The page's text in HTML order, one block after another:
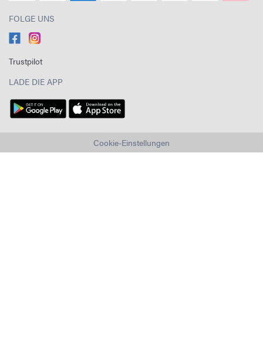
FOLGE UNS
Trustpilot
LADE DIE APP
Cookie-Einstellungen